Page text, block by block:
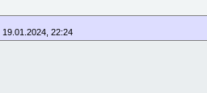
19.01.2024, 22:24